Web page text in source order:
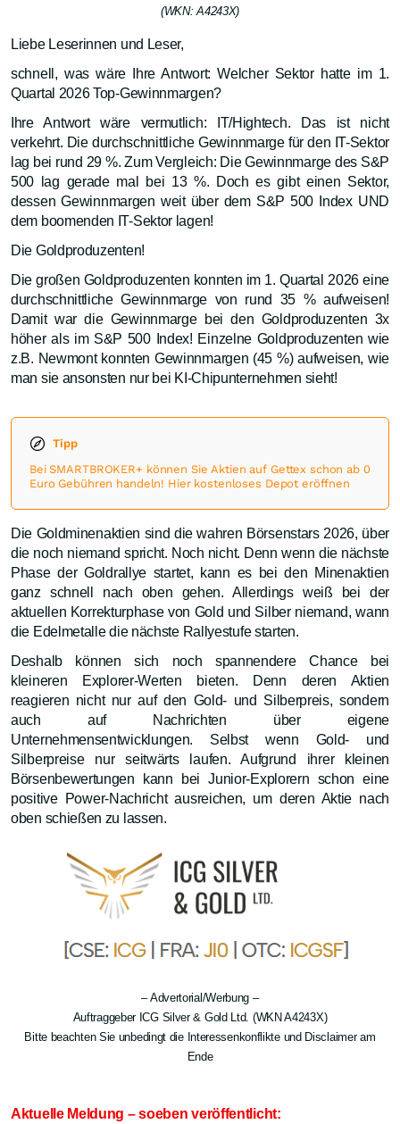
(WKN: A4243X)
Liebe Leserinnen und Leser,
schnell, was wäre Ihre Antwort: Welcher Sektor hatte im 1.
Quartal 2026 Top-Gewinnmargen?
Ihre Antwort wäre vermutlich: IT/Hightech. Das ist nicht
verkehrt. Die durchschnittliche Gewinnmarge für den IT-Sektor
lag bei rund 29 %. Zum Vergleich: Die Gewinnmarge des S&P
500 lag gerade mal bei 13 %. Doch es gibt einen Sektor,
dessen Gewinnmargen weit über dem S&P 500 Index UND
dem boomenden IT-Sektor lagen!
Die Goldproduzenten!
Die großen Goldproduzenten konnten im 1. Quartal 2026 eine
durchschnittliche Gewinnmarge von rund 35 % aufweisen!
Damit war die Gewinnmarge bei den Goldproduzenten 3x
höher als im S&P 500 Index! Einzelne Goldproduzenten wie
z.B. Newmont konnten Gewinnmargen (45 %) aufweisen, wie
man sie ansonsten nur bei KI-Chipunternehmen sieht!
Tipp
Bei SMARTBROKER+ können Sie Aktien auf Gettex schon ab 0
Euro Gebühren handeln! Hier kostenloses Depot eröffnen
Die Goldminenaktien sind die wahren Börsenstars 2026, über
die noch niemand spricht. Noch nicht. Denn wenn die nächste
Phase der Goldrallye startet, kann es bei den Minenaktien
ganz schnell nach oben gehen. Allerdings weiß bei der
aktuellen Korrekturphase von Gold und Silber niemand, wann
die Edelmetalle die nächste Rallyestufe starten.
Deshalb können sich noch spannendere Chance bei
kleineren Explorer-Werten bieten. Denn deren Aktien
reagieren nicht nur auf den Gold- und Silberpreis, sondern
auch auf Nachrichten über eigene
Unternehmensentwicklungen. Selbst wenn Gold- und
Silberpreise nur seitwärts laufen. Aufgrund ihrer kleinen
Börsenbewertungen kann bei Junior-Explorern schon eine
positive Power-Nachricht ausreichen, um deren Aktie nach
oben schießen zu lassen.
– Advertorial/Werbung –
Auftraggeber ICG Silver & Gold Ltd. (WKN A4243X)
Bitte beachten Sie unbedingt die Interessenkonflikte und Disclaimer am
Ende
Aktuelle Meldung – soeben veröffentlicht: